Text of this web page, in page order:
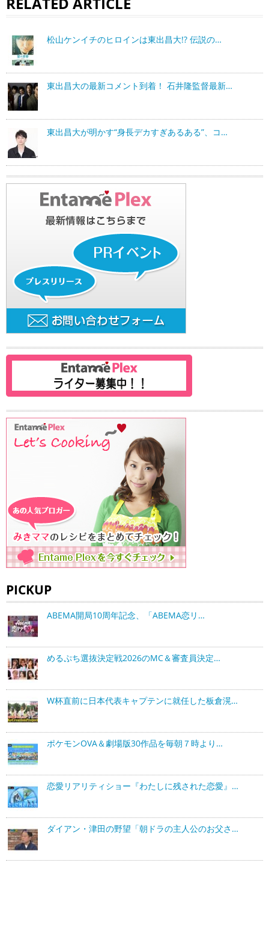
松山ケンイチのヒロインは東出昌大!? 伝説の…
東出昌大の最新コメント到着！ 石井隆監督最新…
東出昌大が明かす“身長デカすぎあるある”、コ…
PICKUP
ABEMA開局10周年記念、「ABEMA恋リ…
めるぷち選抜決定戦2026のMC＆審査員決定…
W杯直前に日本代表キャプテンに就任した板倉滉…
ポケモンOVA＆劇場版30作品を毎朝７時より…
恋愛リアリティショー『わたしに残された恋愛』…
ダイアン・津田の野望「朝ドラの主人公のお父さ…